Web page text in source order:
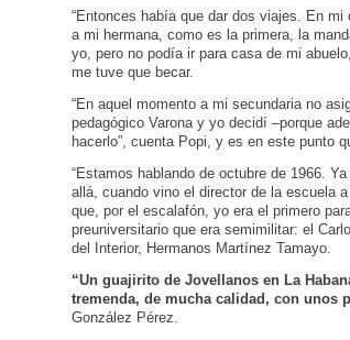
“Entonces había que dar dos viajes. En
a mi hermana, como es la primera, la
yo, pero no podía ir para casa de mi
me tuve que becar.
“En aquel momento a mi secundaria no
pedagógico Varona y yo decidí –porque
hacerlo”, cuenta Popi, y es en este punto
“Estamos hablando de octubre de 1966.
allá, cuando vino el director de la escuela
que, por el escalafón, yo era el primero
preuniversitario que era semimilitar: el
del Interior, Hermanos Martínez Tamayo.
“Un guajirito de Jovellanos en La
tremenda, de mucha calidad, con unos
González Pérez.